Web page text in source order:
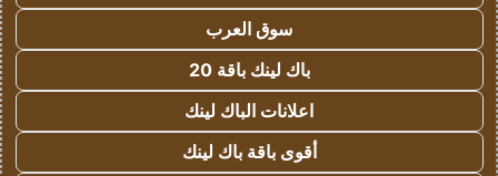
سوق العرب
باك لينك باقة 20
اعلانات الباك لينك
أقوى باقة باك لينك